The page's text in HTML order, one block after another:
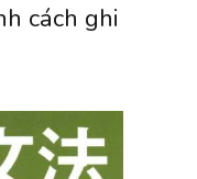
cách ghi